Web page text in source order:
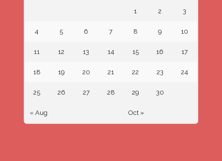
« Aug Oct »
1 2 3
4 5 6 7 8 9 10
11 12 13 14 15 16 17
18 19 20 21 22 23 24
25 26 27 28 29 30